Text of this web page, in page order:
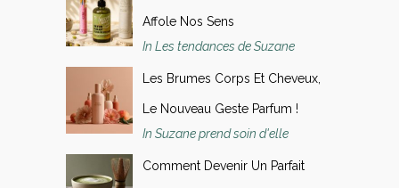
Affole Nos Sens
In Les tendances de Suzane
Les Brumes Corps Et Cheveux,
Le Nouveau Geste Parfum !
In Suzane prend soin d'elle
Comment Devenir Un Parfait